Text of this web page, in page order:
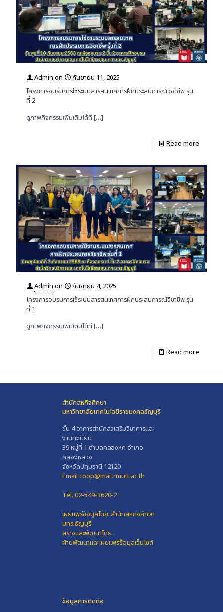
Admin on
กันยายน 11, 2025
โครงการอบรมการใช้ระบบสารสนเทศการฝึกประสบการณ์วิชาชีพ รุ่น
ที่ 2
ดูภาพกิจกรรมเพิ่มเติมได้ที […]
Read more
Admin on
กันยายน 4, 2025
โครงการอบรมการใช้ระบบสารสนเทศการฝึกประสบการณ์วิชาชีพ รุ่น
ที่ 1
ดูภาพกิจกรรมเพิ่มเติมได้ที […]
Read more
สำนักสหกิจศึกษา
มหาวิทยาลัยเทคโนโลยีราชมงคลธัญบุรี
ชั้น 4 อาคารสำนักส่งเสริมวิชาการและ
งานทะเบียน
39 หมู่ที่ 1 ตำบลคลองหก อำเภอ
คลองหลวง
จังหวัดปทุมธานี 12120
Email coop@mail.rmutt.ac.th
Tel. 02-549-3620-2
เผยแพร่ข้อมูลโดย. สำนักสหกิจศึกษา
มทร.ธัญบุรี
สร้างและพัฒนาโดย.
ฝ่ายพัฒนาและเผยแพร่ข้อมูลเว็บไซต์
ข้อมูลการติดต่อ